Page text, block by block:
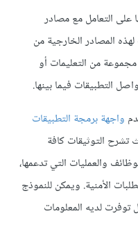
على التعامل مع مصادر
المصادر الخارجية من
من التعليمات أو
التطبيقات فيما بينها.
واجهة برمجة التطبيقات
تشرح التوثيقات كافة
والعمليات التي تدعمها،
الأمنية. ويمكن للنموذج
لديه المعلومات